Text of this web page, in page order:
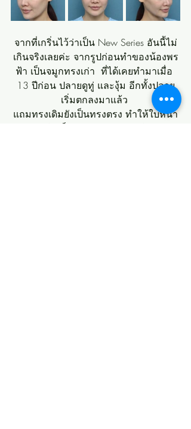
จากที่เกริ่นไว้ว่าเป็น New Series อันนี้ไม่
เกินจริงเลยค่ะ จากรูปก่อนทำของน้องพร
ฟ้า เป็นจมูกทรงเก่า  ที่ได้เคยทำมาเมื่อ
13 ปีก่อน ปลายดูทู่ และงุ้ม อีกทั้งปลาย
เริ่มตกลงมาแล้ว
แถมทรงเดิมยังเป็นทรงตรง ทำให้ใบหน้า